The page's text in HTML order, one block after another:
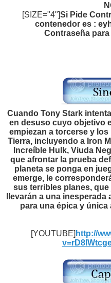
Starring: Robert Downey
Video: MKV |
SUBTITULO 1 :
SUBTITULO 2 :
[SIZE="4"]Si Pide
contenedor es :
Contraseña
Cuando Tony Stark
en desuso cuyo objetivo
empiezan a torcerse y
Tierra, incluyendo a Iron
Increíble Hulk, Viuda
que afrontar la prueba
planeta se ponga en
emerge, le
sus terribles planes,
llevarán a una
para una épica y única
[YOUTUBE] http://